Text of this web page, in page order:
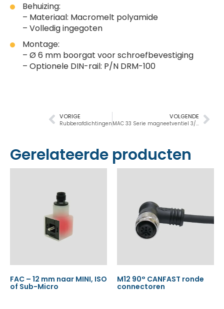
Behuizing:
– Materiaal: Macromelt polyamide
– Volledig ingegoten
Montage:
– Ø 6 mm boorgat voor schroefbevestiging
– Optionele DIN-rail: P/N DRM-100
VOLGENDE
VORIGE
Rubberafdichtingen
Gerelateerde producten
FAC – 12 mm naar MINI, ISO
of Sub-Micro
M12 90° CANFAST ronde
connectoren